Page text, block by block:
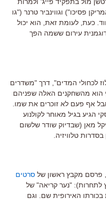
פסיכו") וגווינביר טרנר ("גו
כעת, לעומת זאת, הוא יכול
עירום ששמה הפך
77. מ"בלוז לכחולי המדים", דרך "משדרים
הוא מהשחקנים האלה שפניהם
אף פעם לא זוכרים את שמו.
הגיע בגיל מאוחר לקולנוע
מאן (שבדיוק שודר שלשום
טלוויזיה.
סרטים
לתחרות): "נער קריאה" של
בכורתו האירופית שם. וגם